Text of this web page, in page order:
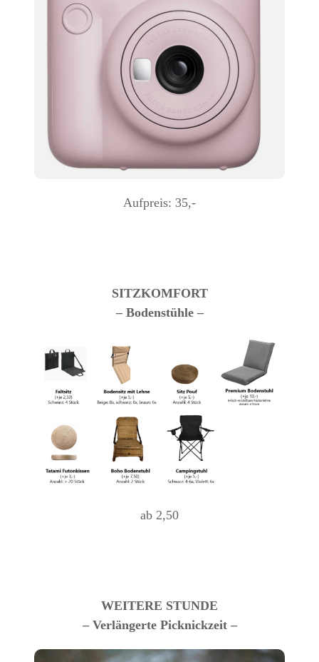
Aufpreis: 35,-
SITZKOMFORT
– Bodenstühle –
ab 2,50
WEITERE STUNDE
– Verlängerte Picknickzeit –